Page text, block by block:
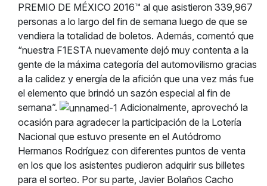
PREMIO DE MÉXICO 2016™ al que asistieron 339,967
personas a lo largo del fin de semana luego de que se
vendiera la totalidad de boletos. Además, comentó que
“nuestra F1ESTA nuevamente dejó muy contenta a la
gente de la máxima categoría del automovilismo gracias
a la calidez y energía de la afición que una vez más fue
el elemento que brindó un sazón especial al fin de
semana”.
Adicionalmente, aprovechó la
ocasión para agradecer la participación de la Lotería
Nacional que estuvo presente en el Autódromo
Hermanos Rodríguez con diferentes puntos de venta
en los que los asistentes pudieron adquirir sus billetes
para el sorteo. Por su parte, Javier Bolaños Cacho